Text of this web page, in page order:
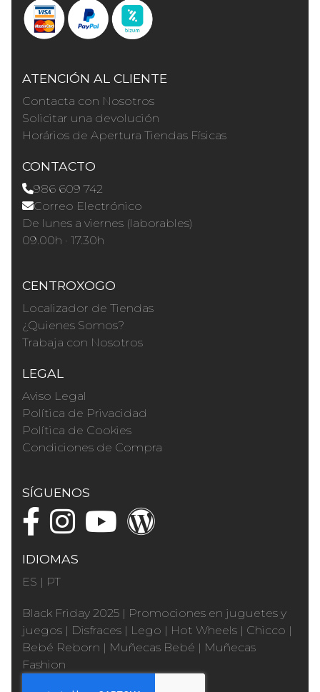
ATENCIÓN AL CLIENTE
Contacta con Nosotros
Solicitar una devolución
Horários de Apertura Tiendas Físicas
CONTACTO
986 609 742
Correo Electrónico
De lunes a viernes (laborables)
09.00h · 17.30h
CENTROXOGO
Localizador de Tiendas
¿Quienes Somos?
Trabaja con Nosotros
LEGAL
Aviso Legal
Política de Privacidad
Política de Cookies
Condiciones de Compra
SÍGUENOS
IDIOMAS
ES | PT
Black Friday 2025 | Promociones en juguetes y
juegos | Disfraces | Lego | Hot Wheels | Chicco |
Bebé Reborn | Muñecas Bebé | Muñecas
Fashion